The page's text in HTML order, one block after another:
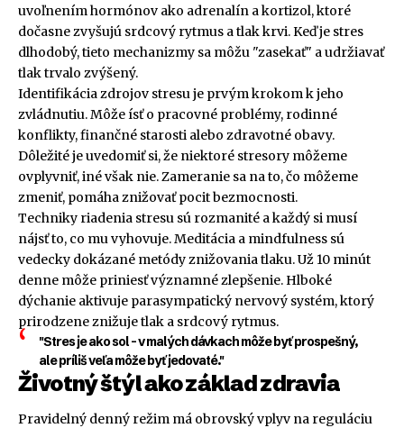
uvoľnením hormónov ako adrenalín a kortizol, ktoré
dočasne zvyšujú srdcový rytmus a tlak krvi. Keď je stres
dlhodobý, tieto mechanizmy sa môžu "zasekať" a udržiavať
tlak trvalo zvýšený.
Identifikácia zdrojov stresu je prvým krokom k jeho
zvládnutiu. Môže ísť o pracovné problémy, rodinné
konflikty, finančné starosti alebo zdravotné obavy.
Dôležité je uvedomiť si, že niektoré stresory môžeme
ovplyvniť, iné však nie. Zameranie sa na to, čo môžeme
zmeniť, pomáha znižovať pocit bezmocnosti.
Techniky riadenia stresu sú rozmanité a každý si musí
nájsť to, co mu vyhovuje. Meditácia a mindfulness sú
vedecky dokázané metódy znižovania tlaku. Už 10 minút
denne môže priniesť významné zlepšenie. Hlboké
dýchanie aktivuje parasympatický nervový systém, ktorý
prirodzene znižuje tlak a srdcový rytmus.
"Stres je ako sol – v malých dávkach môže byť prospešný,
ale príliš veľa môže byť jedovaté."
Životný štýl ako základ zdravia
Pravidelný denný režim má obrovský vplyv na reguláciu